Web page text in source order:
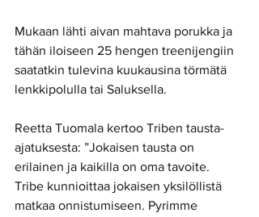
Mukaan lähti aivan mahtava porukka ja
tähän iloiseen 25 hengen treenijengiin
saatatkin tulevina kuukausina törmätä
lenkkipolulla tai Saluksella.
Reetta Tuomala kertoo Triben tausta-
ajatuksesta: ”Jokaisen tausta on
erilainen ja kaikilla on oma tavoite.
Tribe kunnioittaa jokaisen yksilöllistä
matkaa onnistumiseen. Pyrimme